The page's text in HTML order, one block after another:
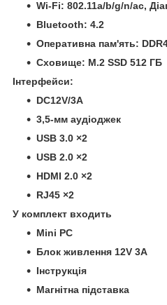
Wi-Fi: 802.11a/b/g/n/ac,
Bluetooth: 4.2
Оперативна пам'ять:
Сховище: M.2 SSD 512 ГБ
Інтерфейси:
DC12V/3A
3,5-мм аудіоджек
USB 3.0 ×2
USB 2.0 ×2
HDMI 2.0 ×2
RJ45 ×2
У комплект входить
Mini PC
Блок живлення 12V 3A
Інструкція
Магнітна підставка